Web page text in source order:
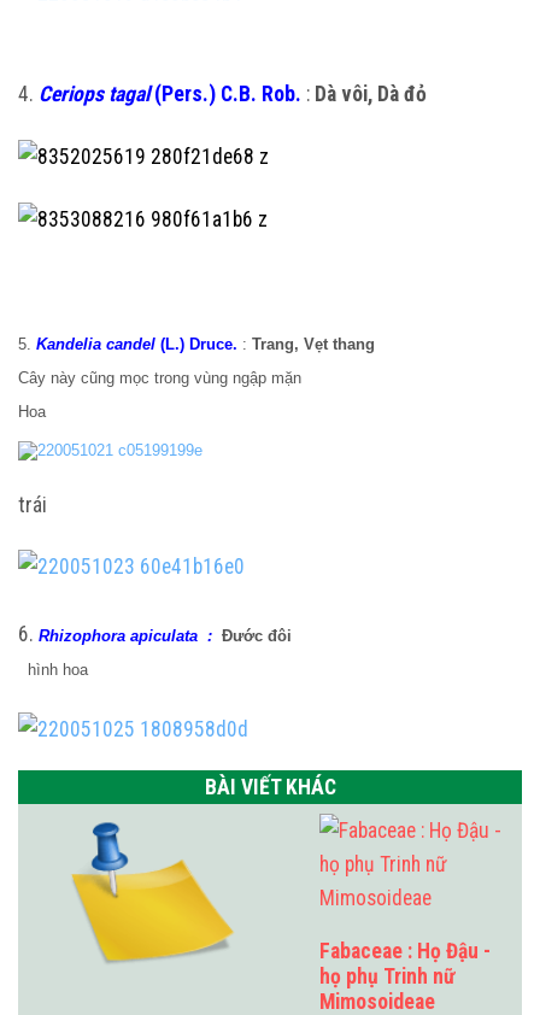
4. Ceriops tagal(Pers.) C.B. Rob. : Dà vôi, Dà đỏ
5. Kandelia candel (L.) Druce. : Trang, Vẹt thang
Cây này cũng mọc trong vùng ngập mặn
Hoa
trái
6. Rhizophora apiculata : Đước đôi
hình hoa
BÀI VIẾT KHÁC
Fabaceae : Họ Đậu -
họ phụ Trinh nữ
Mimosoideae